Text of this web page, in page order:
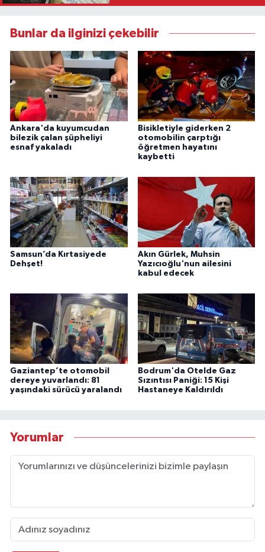
Bunlar da ilginizi çekebilir
Ankara'da kuyumcudan
bilezik çalan şüpheliyi
esnaf yakaladı
Bisikletiyle giderken 2
otomobilin çarptığı
öğretmen hayatını
kaybetti
Samsun’da Kırtasiyede
Dehşet!
Akın Gürlek, Muhsin
Yazıcıoğlu'nun ailesini
kabul edecek
Gaziantep’te otomobil
dereye yuvarlandı: 81
yaşındaki sürücü yaralandı
Bodrum'da Otelde Gaz
Sızıntısı Paniği: 15 Kişi
Hastaneye Kaldırıldı
Yorumlar